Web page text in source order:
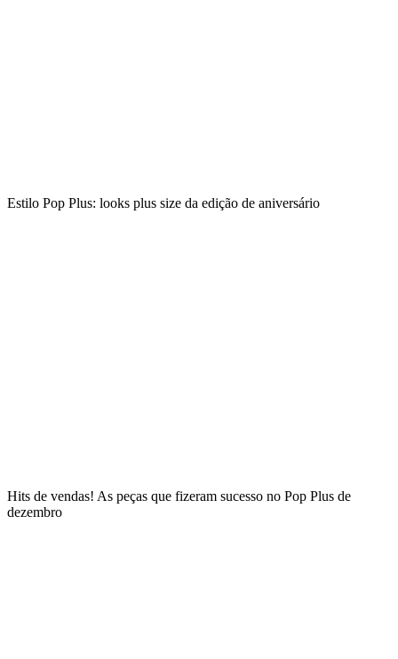
Estilo Pop Plus: looks plus size da edição de aniversário
Hits de vendas! As peças que fizeram sucesso no Pop Plus de
dezembro